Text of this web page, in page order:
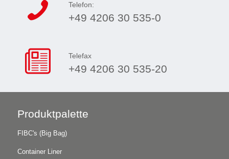
Telefon:
+49 4206 30 535-0
Telefax
+49 4206 30 535-20
Produktpalette
FIBC's (Big Bag)
Container Liner